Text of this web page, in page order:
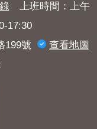
上班時間：上午
17:30
199號
查看地圖